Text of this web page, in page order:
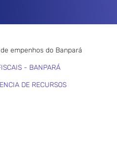
empenhos do Banpará
- BANPARÁ
DE RECURSOS